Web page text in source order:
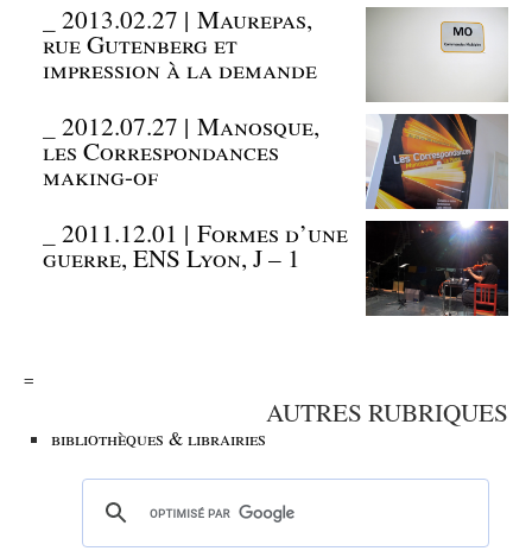
_2013.02.27 | Maurepas,
rue Gutenberg et
impression à la demande
_2012.07.27 | Manosque,
les Correspondances
making-of
_2011.12.01 | Formes d’une
guerre, ENS Lyon, J – 1
=
AUTRES RUBRIQUES
bibliothèques & librairies